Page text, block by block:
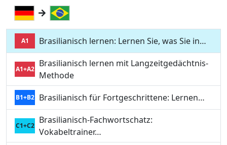
A1 Brasilianisch lernen: Lernen Sie, was Sie in…
A1+A2
Brasilianisch lernen mit Langzeitgedächtnis-
Methode
B1+B2 Brasilianisch für Fortgeschrittene: Lernen…
C1+C2
Brasilianisch-Fachwortschatz:
Vokabeltrainer…